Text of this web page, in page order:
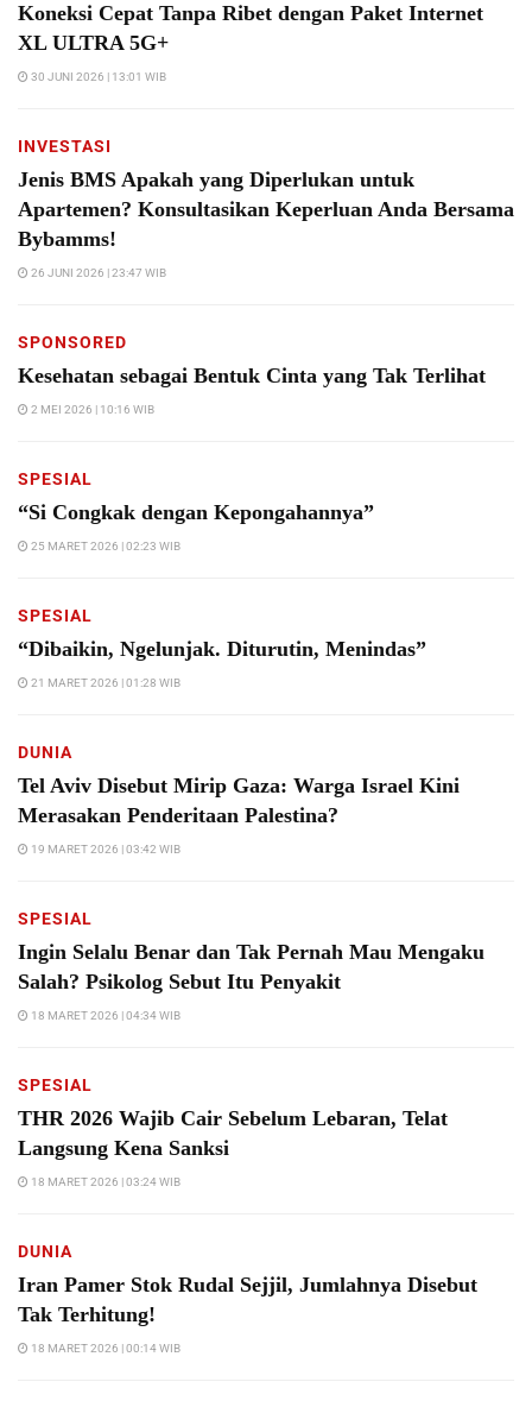
Koneksi Cepat Tanpa Ribet dengan Paket Internet
XL ULTRA 5G+
30 JUNI 2026 | 13:01 WIB
INVESTASI
Jenis BMS Apakah yang Diperlukan untuk
Apartemen? Konsultasikan Keperluan Anda Bersama
Bybamms!
26 JUNI 2026 | 23:47 WIB
SPONSORED
Kesehatan sebagai Bentuk Cinta yang Tak Terlihat
2 MEI 2026 | 10:16 WIB
SPESIAL
“Si Congkak dengan Kepongahannya”
25 MARET 2026 | 02:23 WIB
SPESIAL
“Dibaikin, Ngelunjak. Diturutin, Menindas”
21 MARET 2026 | 01:28 WIB
DUNIA
Tel Aviv Disebut Mirip Gaza: Warga Israel Kini
Merasakan Penderitaan Palestina?
19 MARET 2026 | 03:42 WIB
SPESIAL
Ingin Selalu Benar dan Tak Pernah Mau Mengaku
Salah? Psikolog Sebut Itu Penyakit
18 MARET 2026 | 04:34 WIB
SPESIAL
THR 2026 Wajib Cair Sebelum Lebaran, Telat
Langsung Kena Sanksi
18 MARET 2026 | 03:24 WIB
DUNIA
Iran Pamer Stok Rudal Sejjil, Jumlahnya Disebut
Tak Terhitung!
18 MARET 2026 | 00:14 WIB